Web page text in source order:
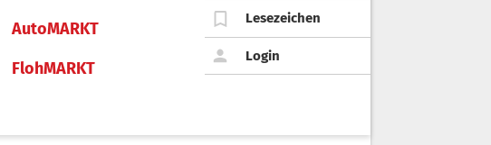
AutoMARKT
FlohMARKT
Lesezeichen
Login